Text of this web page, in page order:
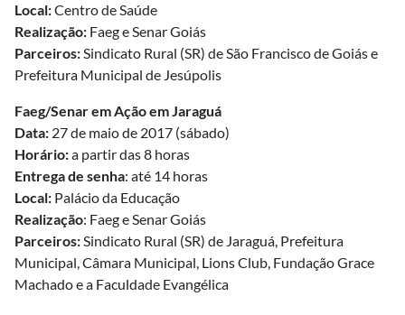
Local:Centro de Saúde
Realização: Faeg e Senar Goiás
Parceiros:Sindicato Rural (SR) de São Francisco de Goiás e
Prefeitura Municipal de Jesúpolis
Faeg/Senar em Ação em Jaraguá
Data: 27 de maio de 2017 (sábado)
Horário:a partir das 8 horas
Entrega de senha: até 14 horas
Local: Palácio da Educação
Realização: Faeg e Senar Goiás
Parceiros:Sindicato Rural (SR) de Jaraguá, Prefeitura
Municipal, Câmara Municipal, Lions Club, Fundação Grace
Machado e a Faculdade Evangélica